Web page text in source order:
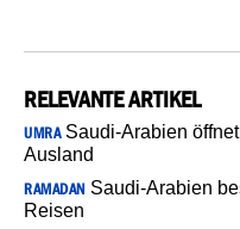
RELEVANTE ARTIKEL
UMRASaudi-Arabien
Ausland
RAMADAN Saudi-Arabien
Reisen